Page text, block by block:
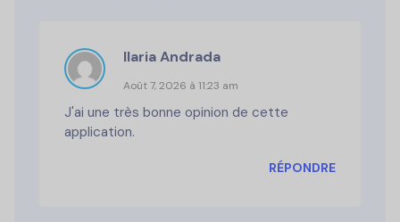
Ilaria Andrada
Août 7, 2026 à 11:23 am
J'ai une très bonne opinion de cette
application.
RÉPONDRE